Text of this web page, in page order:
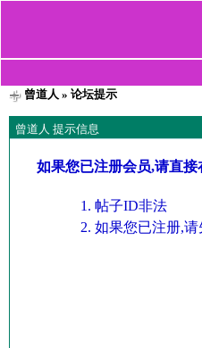
曾道人 » 论坛提示
曾道人 提示信息
如果您已注册会员,请直
帖子ID非法
如果您已注册,